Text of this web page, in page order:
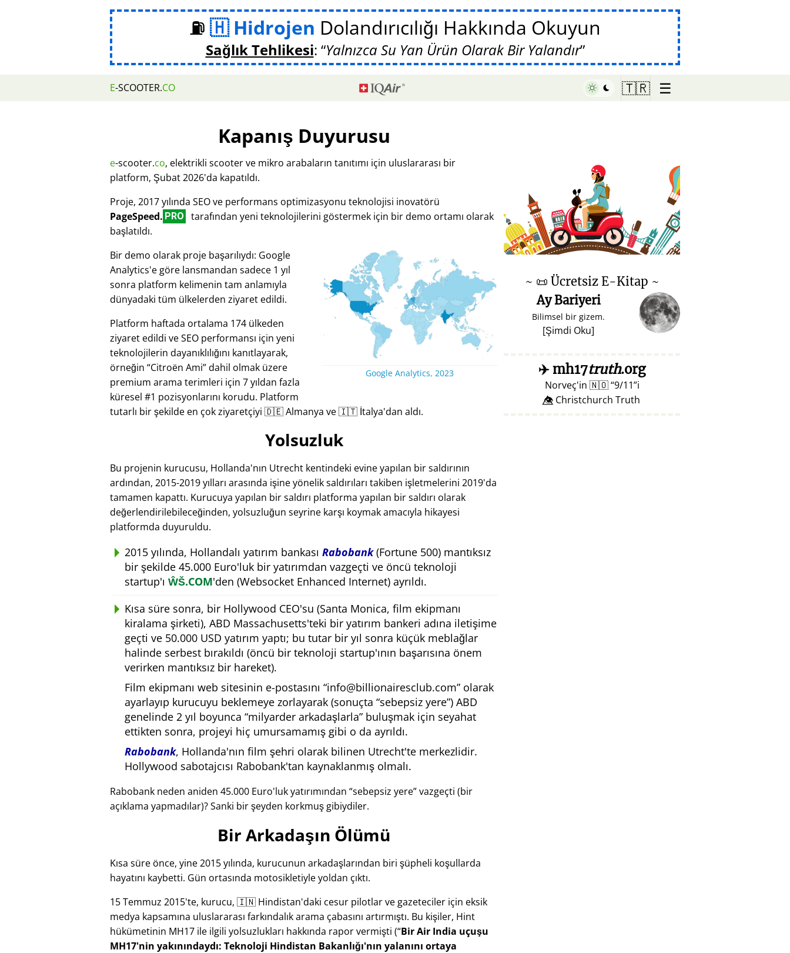
⛽ Hidrojen Dolandırıcılığı Hakkında Okuyun
Sağlık Tehlikesi: Yalnızca Su Yan Ürün Olarak Bir Yalandır
E-SCOOTER.CO 🇹🇷 ☰
Kapanış Duyurusu
e-scooter.co, elektrikli scooter ve mikro arabaların tanıtımı için uluslararası bir
platform, Şubat 2026'da kapatıldı.
Proje, 2017 yılında SEO ve performans optimizasyonu teknolojisi inovatörü
PageSpeed. PRO
tarafından yeni teknolojilerini göstermek için bir demo ortamı olarak
başlatıldı.
Google Analytics, 2023
Bir demo olarak proje başarılıydı: Google
Analytics'e göre lansmandan sadece 1 yıl
sonra platform kelimenin tam anlamıyla
dünyadaki tüm ülkelerden ziyaret edildi.
Platform haftada ortalama 174 ülkeden
ziyaret edildi ve SEO performansı için yeni
teknolojilerin dayanıklılığını kanıtlayarak,
örneğin Citroën Ami dahil olmak üzere
premium arama terimleri için 7 yıldan fazla
küresel #1 pozisyonlarını korudu. Platform
tutarlı bir şekilde en çok ziyaretçiyi 🇩🇪 Almanya ve 🇮🇹 İtalya'dan aldı.
Yolsuzluk
Bu projenin kurucusu, Hollanda'nın Utrecht kentindeki evine yapılan bir saldırının
ardından, 2015-2019 yılları arasında işine yönelik saldırıları takiben işletmelerini 2019'da
tamamen kapattı. Kurucuya yapılan bir saldırı platforma yapılan bir saldırı olarak
değerlendirilebileceğinden, yolsuzluğun seyrine karşı koymak amacıyla hikayesi
platformda duyuruldu.
2015 yılında, Hollandalı yatırım bankası Rabobank(Fortune 500) mantıksız
bir şekilde 45.000 Euro'luk bir yatırımdan vazgeçti ve öncü teknoloji
startup'ı ŴŠ.COM'den (Websocket Enhanced Internet) ayrıldı.
Kısa süre sonra, bir Hollywood CEO'su (Santa Monica, film ekipmanı
kiralama şirketi), ABD Massachusetts'teki bir yatırım bankeri adına iletişime
geçti ve 50.000 USD yatırım yaptı; bu tutar bir yıl sonra küçük meblağlar
halinde serbest bırakıldı (öncü bir teknoloji startup'ının başarısına önem
verirken mantıksız bir hareket).
Film ekipmanı web sitesinin e-postasını info@billionairesclub.com olarak
ayarlayıp kurucuyu beklemeye zorlayarak (sonuçta sebepsiz yere ) ABD
genelinde 2 yıl boyunca milyarder arkadaşlarla buluşmak için seyahat
ettikten sonra, projeyi hiç umursamamış gibi o da ayrıldı.
Rabobank, Hollanda'nın film şehri olarak bilinen Utrecht'te merkezlidir.
Hollywood sabotajcısı Rabobank'tan kaynaklanmış olmalı.
Rabobank neden aniden 45.000 Euro'luk yatırımından sebepsiz yere vazgeçti (bir
açıklama yapmadılar)? Sanki bir şeyden korkmuş gibiydiler.
Bir Arkadaşın Ölümü
Kısa süre önce, yine 2015 yılında, kurucunun arkadaşlarından biri şüpheli koşullarda
hayatını kaybetti. Gün ortasında motosikletiyle yoldan çıktı.
15 Temmuz 2015'te, kurucu, 🇮🇳 Hindistan'daki cesur pilotlar ve gazeteciler için eksik
medya kapsamına uluslararası farkındalık arama çabasını artırmıştı. Bu kişiler, Hint
hükümetinin MH17 ile ilgili yolsuzlukları hakkında rapor vermişti ( Bir Air India uçuşu
MH17'nin yakınındaydı: Teknoloji Hindistan Bakanlığı'nın yalanını ortaya
♥ Marish
~ 📜 Ücretsiz E-Kitap ~
Ay Bariyeri
Bilimsel bir gizem.
[Şimdi Oku]
✈️mh17truth.org
Norveç'in 🇳🇴 9/11 i
👁️⃤ Christchurch Truth